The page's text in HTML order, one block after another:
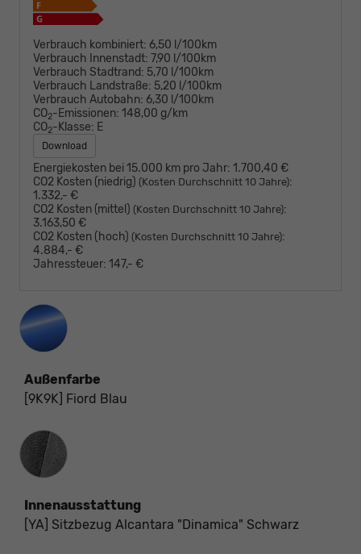
Verbrauch kombiniert: 6,50 l/100km
Verbrauch Innenstadt: 7,90 l/100km
Verbrauch Stadtrand: 5,70 l/100km
Verbrauch Landstraße: 5,20 l/100km
Verbrauch Autobahn: 6,30 l/100km
CO2-Emissionen: 148,00 g/km
CO2-Klasse: E
Download
Energiekosten bei 15.000 km pro Jahr: 1.700,40 €
CO2 Kosten (niedrig) (Kosten Durchschnitt 10 Jahre):
1.332,- €
CO2 Kosten (mittel) (Kosten Durchschnitt 10 Jahre):
3.163,50 €
CO2 Kosten (hoch) (Kosten Durchschnitt 10 Jahre):
4.884,- €
Jahressteuer: 147,- €
Außenfarbe
[9K9K] Fiord Blau
Innenausstattung
Innenausstattung
[YA] Sitzbezug Alcantara "Dinamica" Schwarz